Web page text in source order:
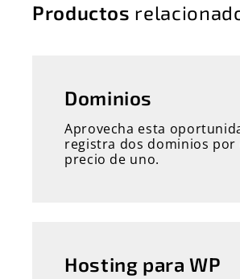
Productos
Dominios
Aprovecha esta
registra dos dominios por
precio de uno.
Hosting para WP